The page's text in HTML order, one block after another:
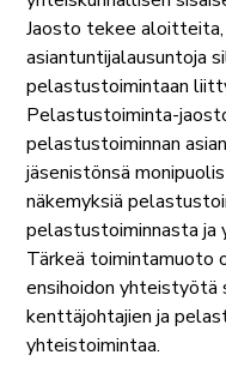
Jaosto tekee
asiantuntijalausuntoja
pelastustoimintaan
Pelastustoiminta-
pelastustoiminnan
jäsenistönsä
näkemyksiä
pelastustoiminnasta ja
Tärkeä toimintamuoto
ensihoidon yhteistyötä
kenttäjohtajien ja
yhteistoimintaa.